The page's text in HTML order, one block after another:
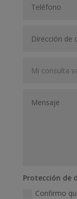
Protección de
Confirmo